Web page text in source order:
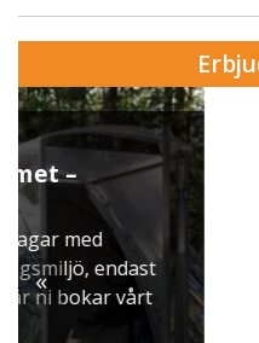
Erbjudande från
Julbord på Ekerö
När vintern lägger sig
ett klassiskt svenskt
möts ni av doften av
och smaker ...
«